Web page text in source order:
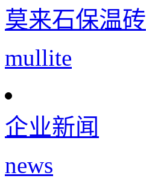
莫来石保温砖
mullite
企业新闻
news